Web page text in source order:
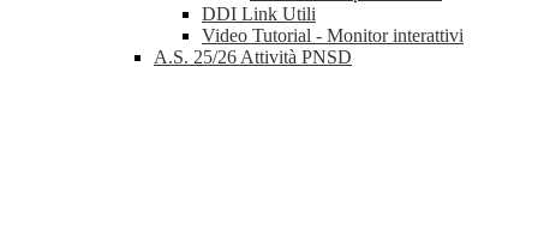
DDI Link Utili
Video Tutorial - Monitor interattivi
A.S. 25/26 Attività PNSD